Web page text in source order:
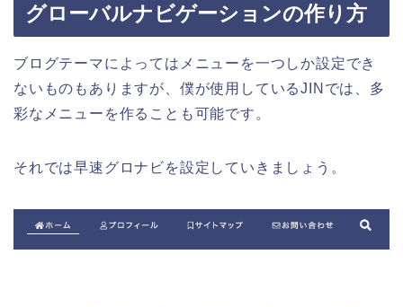
グローバルナビゲーションの作り方
ブログテーマによってはメニューを一つしか設定でき
ないものもありますが、僕が使用しているJINでは、多
彩なメニューを作ることも可能です。
それでは早速グロナビを設定していきましょう。